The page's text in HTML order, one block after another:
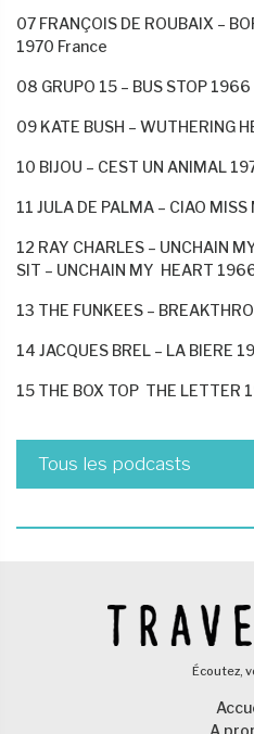
07 FRANÇOIS DE ROUBAIX –
1970 France
08 GRUPO 15 – BUS STOP
09 KATE BUSH – WUTHERING
10 BIJOU – CEST UN ANIMAL
11 JULA DE PALMA – CIAO
12 RAY CHARLES – UNCHAIN
SIT – UNCHAIN MY HEART
13 THE FUNKEES –
14 JACQUES BREL – LA BIERE
15 THE BOX TOP THE LETTER
Tous les podcasts
Écoutez,
A